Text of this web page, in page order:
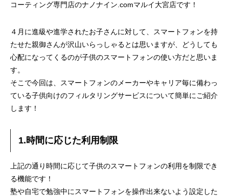
コーティング専門店のナノナイン.comマルイ大宮店です！
４月に進級や進学されたお子さんに対して、スマートフォンを持
たせた親御さんが沢山いらっしゃるとは思いますが、どうしても
心配になってくるのが子供のスマートフォンの使い方だと思いま
す。
そこで今回は、スマートフォンのメーカーやキャリア毎に備わっ
ている子供向けのフィルタリングサービスについて簡単にご紹介
します！
1.時間に応じた利用制限
上記の通り時間に応じて子供のスマートフォンの利用を制限でき
る機能です！
塾や自宅で勉強中にスマートフォンを操作出来ないよう設定した